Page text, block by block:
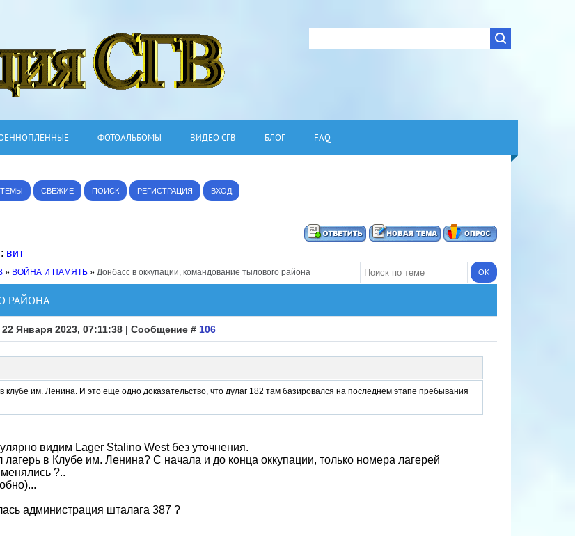
ФОТОАЛЬБОМЫ ВИДЕО СГВ БЛОГ FAQ
ТЕМЫ СВЕЖИЕ ПОИСК РЕГИСТРАЦИЯ ВХОД
вит
» ВОЙНА И ПАМЯТЬ » Донбасс в оккупации, командование тылового района
РАЙОНА
Января 2023, 07:11:38 | Сообщение # 106
клубе им. Ленина. И это еще одно доказательство, что дулаг 182 там базировался на последнем этапе пребывания
видим Lager Stalino West без уточнения.
лагерь в Клубе им. Ленина? С начала и до конца оккупации, только номера лагерей
?..
администрация шталага 387 ?